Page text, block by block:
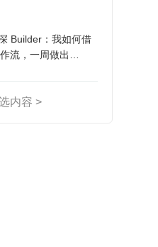
Builder：我如何借
流，一周做出
内容 >